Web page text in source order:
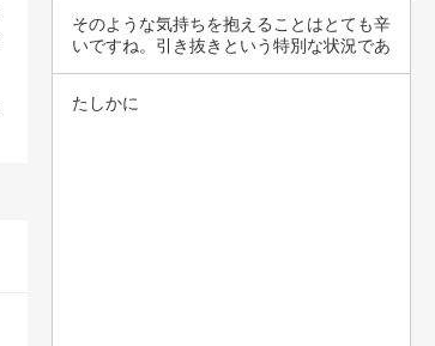
そのような気持ちを抱えることはとても辛
いですね。引き抜きという特別な状況であ
たしかに